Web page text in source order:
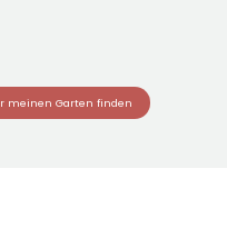
meinen Garten finden